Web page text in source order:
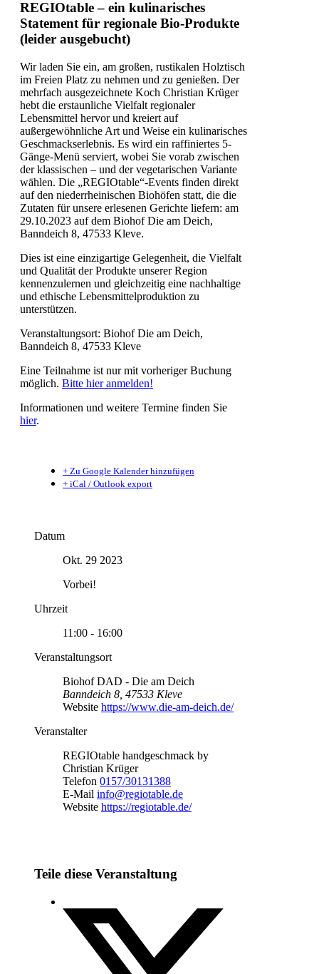
REGIOtable – ein kulinarisches
Statement für regionale Bio-Produkte
(leider ausgebucht)
Wir laden Sie ein, am großen, rustikalen Holztisch
im Freien Platz zu nehmen und zu genießen. Der
mehrfach ausgezeichnete Koch Christian Krüger
hebt die erstaunliche Vielfalt regionaler
Lebensmittel hervor und kreiert auf
außergewöhnliche Art und Weise ein kulinarisches
Geschmackserlebnis. Es wird ein raffiniertes 5-
Gänge-Menü serviert, wobei Sie vorab zwischen
der klassischen – und der vegetarischen Variante
wählen. Die „REGIOtable“-Events finden direkt
auf den niederrheinischen Biohöfen statt, die die
Zutaten für unsere erlesenen Gerichte liefern: am
29.10.2023 auf dem Biohof Die am Deich,
Banndeich 8, 47533 Kleve.
Dies ist eine einzigartige Gelegenheit, die Vielfalt
und Qualität der Produkte unserer Region
kennenzulernen und gleichzeitig eine nachhaltige
und ethische Lebensmittelproduktion zu
unterstützen.
Veranstaltungsort: Biohof Die am Deich,
Banndeich 8, 47533 Kleve
Eine Teilnahme ist nur mit vorheriger Buchung
möglich. Bitte hier anmelden!
Informationen und weitere Termine finden Sie
hier.
+ Zu Google Kalender hinzufügen
+ iCal / Outlook export
Datum
Okt. 29 2023
Vorbei!
Uhrzeit
11:00 - 16:00
Veranstaltungsort
Biohof DAD - Die am Deich
Banndeich 8, 47533 Kleve
Website https://www.die-am-deich.de/
Veranstalter
REGIOtable handgeschmack by
Christian Krüger
Telefon 0157/30131388
E-Mail info@regiotable.de
Website https://regiotable.de/
Teile diese Veranstaltung